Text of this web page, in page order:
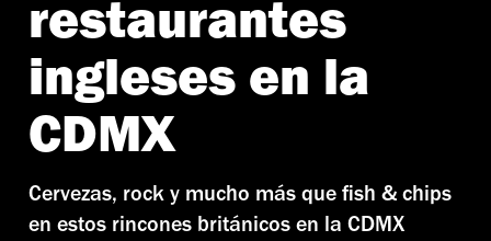
restaurantes
ingleses en la
CDMX
Cervezas, rock y mucho más que fish & chips
en estos rincones británicos en la CDMX